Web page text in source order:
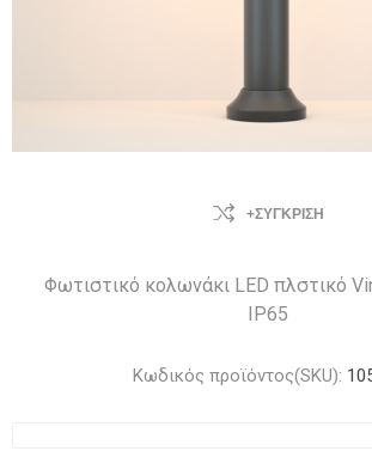
+ΣΎΓΚΡΙΣΗ
Φωτιστικό κολωνάκι LED πλστικό
IP65
Κωδικός προϊόντος(SKU):